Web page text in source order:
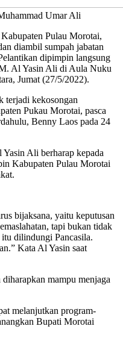
Umar Ali
Pulau Morotai,
diambil sumpah jabatan
dipimpin langsung
Al Yasin Ali di Aula Nuku
Jumat (27/5/2022).
terjadi kekosongan
Pukau Morotai, pasca
Benny Laos pada 24
Ali berharap kepada
Kabupaten Pulau Morotai
bijaksana, yaitu keputusan
tapi bukan tidak
itu dilindungi Pancasila.
Kata Al Yasin saat
mampu menjaga
melanjutkan program-
Bupati Morotai